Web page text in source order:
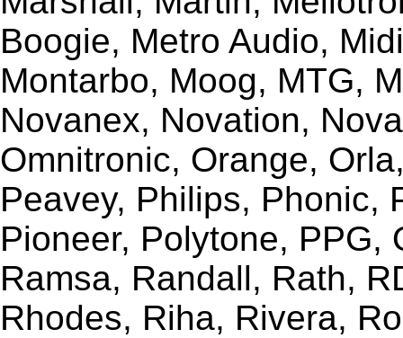
Boogie, Metro Audio,
Montarbo, Moog, MTG,
Novanex, Novation,
Omnitronic, Orange,
Peavey, Philips, Phonic,
Pioneer, Polytone, PPG,
Ramsa, Randall, Rath,
Rhodes, Riha, Rivera,